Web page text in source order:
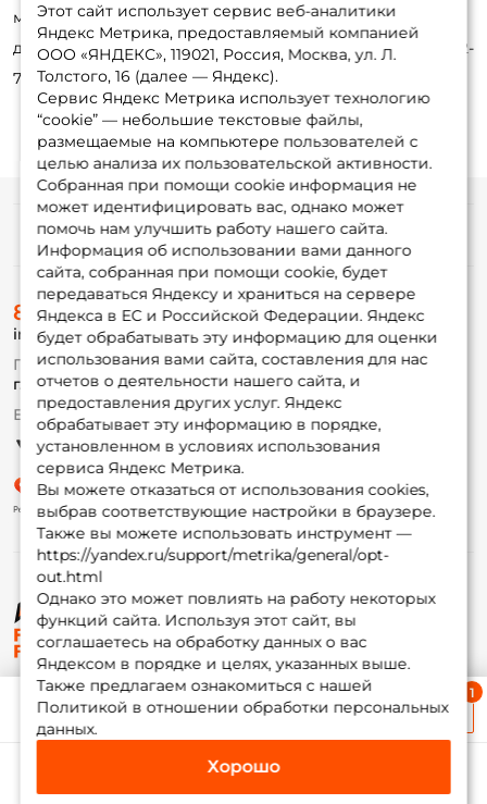
Каталог Избранное Корзина Инфо Мой Fox
Ближайшая доставка
≈ 1 дн.
минут. Позвоните нашим консультантам для получения
детальной информации и оформления заказа: 8-495-532-
77-88
Этот сайт использует сервис веб-аналитики
Яндекс Метрика, предоставляемый компанией
ООО «ЯНДЕКС», 119021, Россия, Москва, ул. Л.
Толстого, 16 (далее — Яндекс).
Сервис Яндекс Метрика использует технологию
“cookie” — небольшие текстовые файлы,
размещаемые на компьютере пользователей с
целью анализа их пользовательской активности.
Собранная при помощи cookie информация не
может идентифицировать вас, однако может
помочь нам улучшить работу нашего сайта.
Информация об использовании вами данного
сайта, собранная при помощи cookie, будет
передаваться Яндексу и храниться на сервере
Яндекса в ЕС и Российской Федерации. Яндекс
будет обрабатывать эту информацию для оценки
использования вами сайта, составления для нас
отчетов о деятельности нашего сайта, и
предоставления других услуг. Яндекс
обрабатывает эту информацию в порядке,
установленном в условиях использования
сервиса Яндекс Метрика.
Вы можете отказаться от использования cookies,
выбрав соответствующие настройки в браузере.
Также вы можете использовать инструмент —
https://yandex.ru/support/metrika/general/opt-
out.html
Однако это может повлиять на работу некоторых
функций сайта. Используя этот сайт, вы
соглашаетесь на обработку данных о вас
Яндексом в порядке и целях, указанных выше.
Также предлагаем ознакомиться с нашей
Политикой в отношении обработки персональных
данных.
Хорошо
© ФоксФишинг, 2009-2026
Информация
О магазине
Доставка
Оплата
Fox-bonus
Гуру
Партнерская программа
8 (495) 532-77-88
info@foxfishing.ru
По вопросам с заказом
г. Москва, ул. Плеханова д.7
Ежедневно 10:00 до 20:00